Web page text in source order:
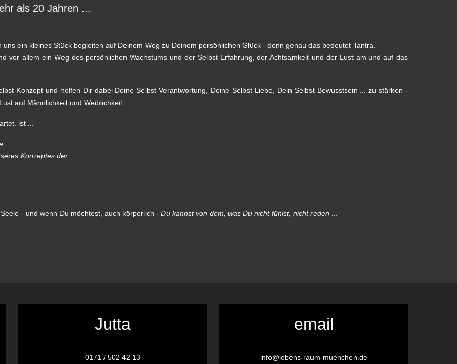
als 20 Jahren ...
uns ein kleines Stück begleiten auf Deinem Weg zu Deinem persönlichen Glück - denn genau das bedeutet Tantra.
vor allem ein Weg des persönlichen Wachstums und der Selbst-Erfahrung, der Achtsamkeit und der Lust am und auf das
Konzept und helfen Dir dabei Deine Selbst-Verantwortung, Deine Selbst-Liebe, Dein Selbst-Bewusstsein ... zu stärken -
auf Männlichkeit und Weiblichkeit ...
ist ...
Konzeptes der
- und wenn Du möchtest, auch körperlich - Du kannst von dem, was Du nicht fühlst, nicht reden ...
Jutta
0171 / 502 42 13
email
info@lebens-raum-muenchen.de